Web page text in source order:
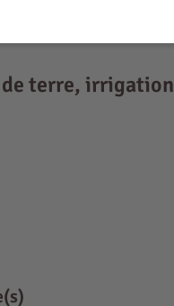
de terre, irrigation